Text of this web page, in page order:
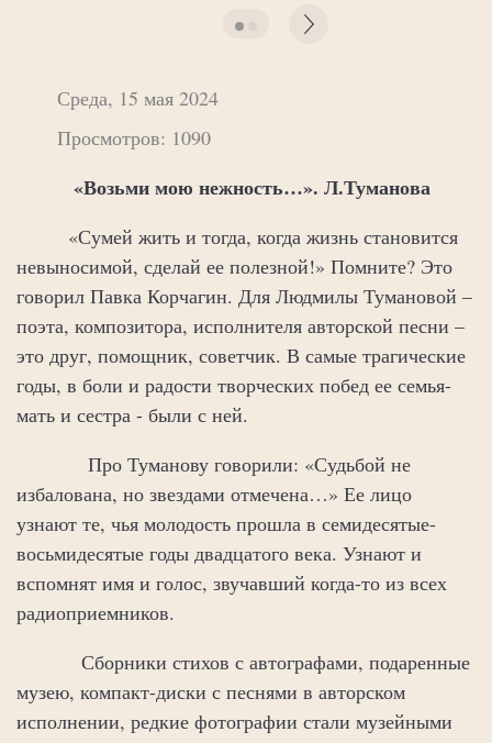
Среда, 15 мая 2024
Просмотров: 1090
«Возьми мою нежность…». Л.Туманова
«Сумей жить и тогда, когда жизнь становится
невыносимой, сделай ее полезной!» Помните? Это
говорил Павка Корчагин. Для Людмилы Тумановой –
поэта, композитора, исполнителя авторской песни –
это друг, помощник, советчик. В самые трагические
годы, в боли и радости творческих побед ее семья-
мать и сестра - были с ней.
Про Туманову говорили: «Судьбой не
избалована, но звездами отмечена…» Ее лицо
узнают те, чья молодость прошла в семидесятые-
восьмидесятые годы двадцатого века. Узнают и
вспомнят имя и голос, звучавший когда-то из всех
радиоприемников.
Сборники стихов с автографами, подаренные
музею, компакт-диски с песнями в авторском
исполнении, редкие фотографии стали музейными